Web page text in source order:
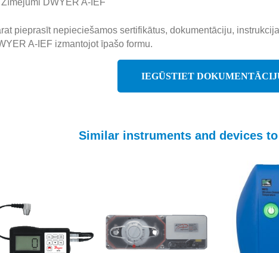
DWYER A-IEF
pieprasīt nepieciešamos sertifikātus, dokumentāciju,
A-IEF izmantojot īpašo formu.
IEGŪSTIET
Similar instruments and devices to